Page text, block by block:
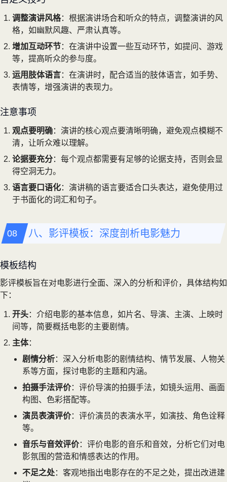
调整演讲风格：根据演讲场合和听众的特点，调整演讲的风
格，如幽默风趣、严肃认真等。
增加互动环节：在演讲中设置一些互动环节，如提问、游戏
等，提高听众的参与度。
运用肢体语言：在演讲时，配合适当的肢体语言，如手势、
表情等，增强演讲的表现力。
注意事项
观点要明确：演讲的核心观点要清晰明确，避免观点模糊不
清，让听众难以理解。
论据要充分：每个观点都需要有足够的论据支持，否则会显
得空洞无力。
语言要口语化：演讲稿的语言要适合口头表达，避免使用过
于书面化的词汇和句子。
八、影评模板：深度剖析电影魅力
模板结构
影评模板旨在对电影进行全面、深入的分析和评价，具体结构如
下：
开头：介绍电影的基本信息，如片名、导演、主演、上映时
间等，简要概括电影的主要剧情。
主体：
剧情分析：深入分析电影的剧情结构、情节发展、人物关
系等方面，探讨电影的主题和内涵。
拍摄手法评价：评价导演的拍摄手法，如镜头运用、画面
构图、色彩搭配等。
演员表演评价：评价演员的表演水平，如演技、角色诠释
等。
音乐与音效评价：评价电影的音乐和音效，分析它们对电
影氛围的营造和情感表达的作用。
不足之处：客观地指出电影存在的不足之处，提出改进建